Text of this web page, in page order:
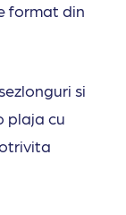
format din
si
plaja cu